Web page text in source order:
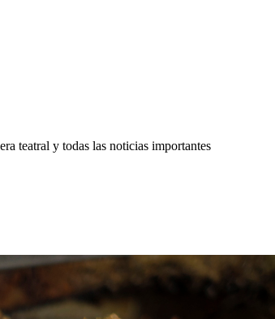
teatral y todas las noticias importantes